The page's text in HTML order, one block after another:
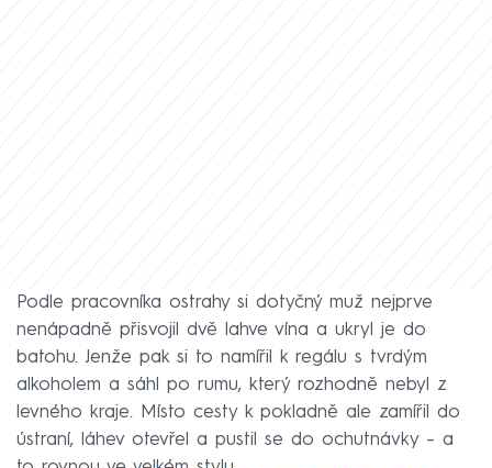
Podle pracovníka ostrahy si dotyčný muž nejprve
nenápadně přisvojil dvě lahve vína a ukryl je do
batohu. Jenže pak si to namířil k regálu s tvrdým
alkoholem a sáhl po rumu, který rozhodně nebyl z
levného kraje. Místo cesty k pokladně ale zamířil do
ústraní, láhev otevřel a pustil se do ochutnávky – a